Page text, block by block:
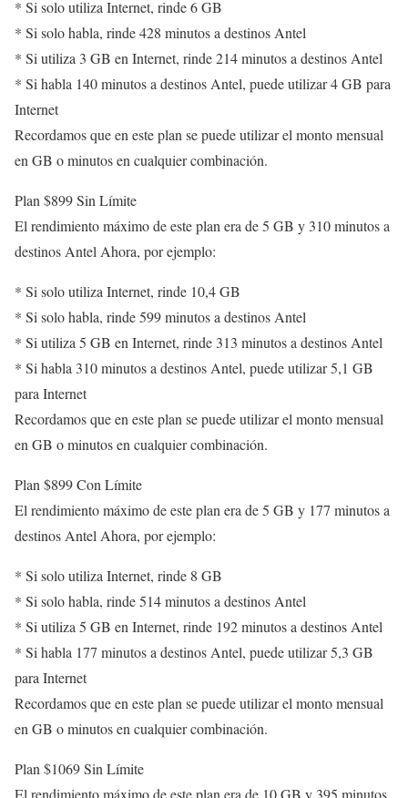
* Si solo utiliza Internet, rinde 6 GB
* Si solo habla, rinde 428 minutos a destinos Antel
* Si utiliza 3 GB en Internet, rinde 214 minutos a destinos Antel
* Si habla 140 minutos a destinos Antel, puede utilizar 4 GB para
Internet
Recordamos que en este plan se puede utilizar el monto mensual
en GB o minutos en cualquier combinación.
Plan $899 Sin Límite
El rendimiento máximo de este plan era de 5 GB y 310 minutos a
destinos Antel Ahora, por ejemplo:
* Si solo utiliza Internet, rinde 10,4 GB
* Si solo habla, rinde 599 minutos a destinos Antel
* Si utiliza 5 GB en Internet, rinde 313 minutos a destinos Antel
* Si habla 310 minutos a destinos Antel, puede utilizar 5,1 GB
para Internet
Recordamos que en este plan se puede utilizar el monto mensual
en GB o minutos en cualquier combinación.
Plan $899 Con Límite
El rendimiento máximo de este plan era de 5 GB y 177 minutos a
destinos Antel Ahora, por ejemplo:
* Si solo utiliza Internet, rinde 8 GB
* Si solo habla, rinde 514 minutos a destinos Antel
* Si utiliza 5 GB en Internet, rinde 192 minutos a destinos Antel
* Si habla 177 minutos a destinos Antel, puede utilizar 5,3 GB
para Internet
Recordamos que en este plan se puede utilizar el monto mensual
en GB o minutos en cualquier combinación.
Plan $1069 Sin Límite
El rendimiento máximo de este plan era de 10 GB y 395 minutos